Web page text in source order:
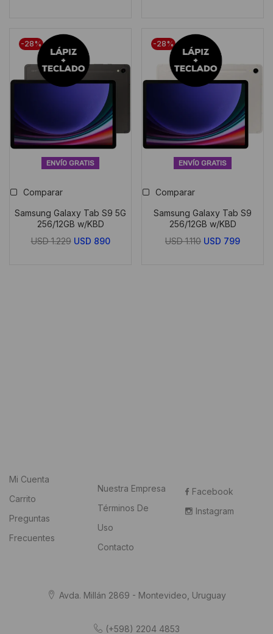
era:
USD
1.599.
1.349.
-28%
ENVÍO GRATIS
Comparar
Samsung Galaxy Tab S9 5G
256/12GB w/KBD
USD1.229 El
USD 890El
-28%
ENVÍO GRATIS
Comparar
Samsung Galaxy Tab S9
256/12GB w/KBD
USD1.110 El
USD 799El
Mi Cuenta
Carrito
Preguntas
Frecuentes
Nuestra Empresa
Términos De
Uso
Contacto
Facebook
Instagram
Avda. Millán 2869 - Montevideo, Uruguay
(+598) 2204 4853